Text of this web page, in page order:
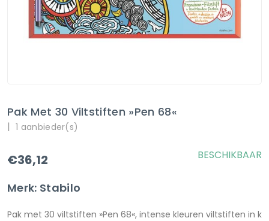
Pak Met 30 Viltstiften »Pen 68«
| 1 aanbieder(s)
€36,12
Merk: Stabilo
BESCHIKBAAR
Pak met 30 viltstiften »Pen 68«, intense kleuren viltstiften in k